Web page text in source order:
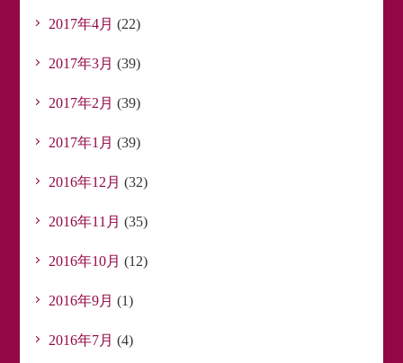
2017年4月 (22)
2017年3月 (39)
2017年2月 (39)
2017年1月 (39)
2016年12月 (32)
2016年11月 (35)
2016年10月 (12)
2016年9月 (1)
2016年7月 (4)